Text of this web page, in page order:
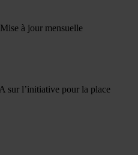
à jour mensuelle
sur l’initiative pour la place